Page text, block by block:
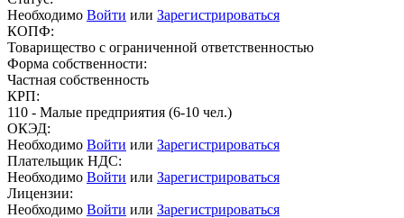
Необходимо Войти или Зарегистрироваться
КОПФ:
Товарищество с ограниченной ответственностью
Форма собственности:
Частная собственность
КРП:
110 - Малые предприятия (6-10 чел.)
ОКЭД:
Необходимо Войти или Зарегистрироваться
Плательщик НДС:
Необходимо Войти или Зарегистрироваться
Лицензии:
Необходимо Войти или Зарегистрироваться